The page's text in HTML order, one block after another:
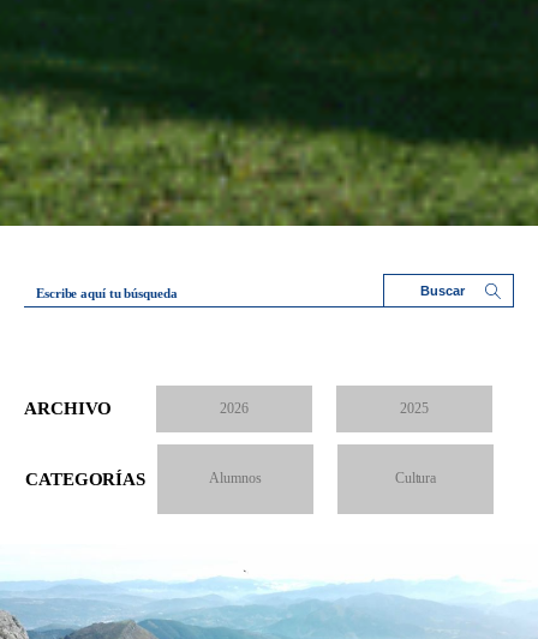
Escribe aquí tu búsqueda
ARCHIVO 2026 2025
CATEGORÍAS Alumnos Cultura